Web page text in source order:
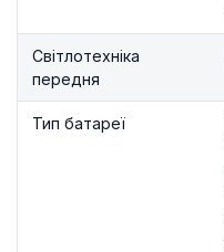
Світлотехніка
передня
Тип батареї